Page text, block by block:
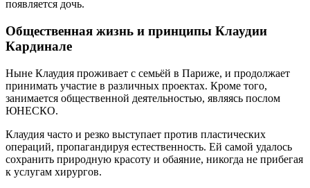
появляется дочь.
Общественная жизнь и принципы Клаудии
Кардинале
Ныне Клаудия проживает с семьёй в Париже, и продолжает
принимать участие в различных проектах. Кроме того,
занимается общественной деятельностью, являясь послом
ЮНЕСКО.
Клаудия часто и резко выступает против пластических
операций, пропагандируя естественность. Ей самой удалось
сохранить природную красоту и обаяние, никогда не прибегая
к услугам хирургов.